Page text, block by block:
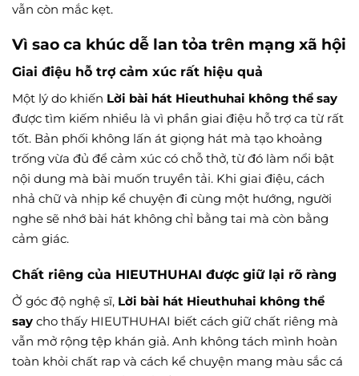
vẫn còn mắc kẹt.
Vì sao ca khúc dễ lan tỏa trên mạng xã hội
Giai điệu hỗ trợ cảm xúc rất hiệu quả
Một lý do khiến Lời bài hát Hieuthuhai không thể say
được tìm kiếm nhiều là vì phần giai điệu hỗ trợ ca từ rất
tốt. Bản phối không lấn át giọng hát mà tạo khoảng
trống vừa đủ để cảm xúc có chỗ thở, từ đó làm nổi bật
nội dung mà bài muốn truyền tải. Khi giai điệu, cách
nhả chữ và nhịp kể chuyện đi cùng một hướng, người
nghe sẽ nhớ bài hát không chỉ bằng tai mà còn bằng
cảm giác.
Chất riêng của HIEUTHUHAI được giữ lại rõ ràng
Ở góc độ nghệ sĩ, Lời bài hát Hieuthuhai không thể
say cho thấy HIEUTHUHAI biết cách giữ chất riêng mà
vẫn mở rộng tệp khán giả. Anh không tách mình hoàn
toàn khỏi chất rap và cách kể chuyện mang màu sắc cá